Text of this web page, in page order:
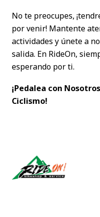
No te preocupes,
por venir! Mantente
actividades y únete a
salida. En RideOn,
esperando por ti.
¡Pedalea con
Ciclismo!